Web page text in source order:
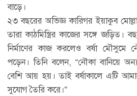
বাড়ে।
২৩ বছরের অভিজ্ঞ কারিগর ইয়াকুব মোল্লা
তারা কাঠমিস্ত্রির কাজের সঙ্গে জড়িত।
নির্মাণের কাজ করলেও বর্ষা মৌসুমে
পড়েন। তিনি বলেন, “নৌকা বানিয়ে
বেশি আয় হয়। তাই বর্ষাকালে এটি
সুযোগ তৈরি করে।”